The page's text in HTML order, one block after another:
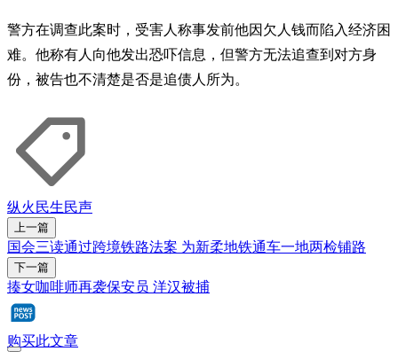
警方在调查此案时，受害人称事发前他因欠人钱而陷入经济困
难。他称有人向他发出恐吓信息，但警方无法追查到对方身
份，被告也不清楚是否是追债人所为。
纵火 民生民声
上一篇
国会三读通过跨境铁路法案 为新柔地铁通车一地两检铺路
下一篇
揍女咖啡师再袭保安员 洋汉被捕
购买此文章